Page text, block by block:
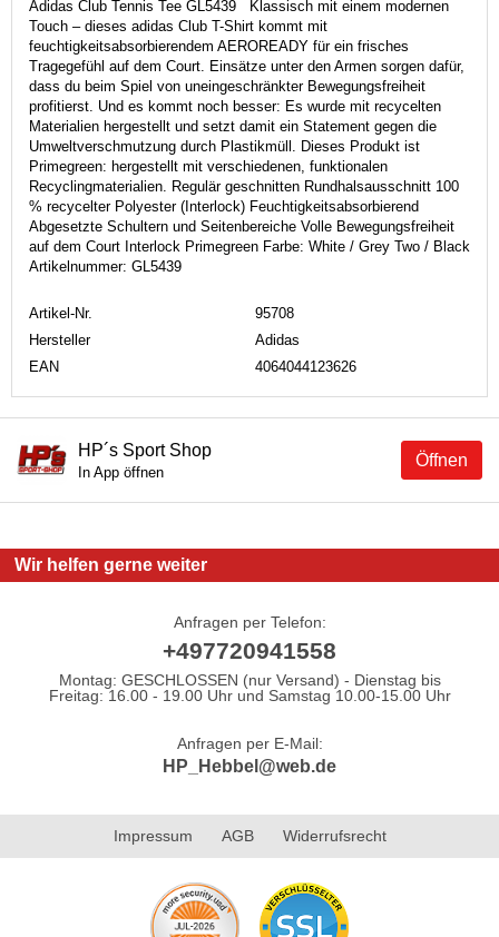
Adidas Club Tennis Tee GL5439 Klassisch mit einem modernen
Touch – dieses adidas Club T-Shirt kommt mit
feuchtigkeitsabsorbierendem AEROREADY für ein frisches
Tragegefühl auf dem Court. Einsätze unter den Armen sorgen dafür,
dass du beim Spiel von uneingeschränkter Bewegungsfreiheit
profitierst. Und es kommt noch besser: Es wurde mit recycelten
Materialien hergestellt und setzt damit ein Statement gegen die
Umweltverschmutzung durch Plastikmüll. Dieses Produkt ist
Primegreen: hergestellt mit verschiedenen, funktionalen
Recyclingmaterialien. Regulär geschnitten Rundhalsausschnitt 100
% recycelter Polyester (Interlock) Feuchtigkeitsabsorbierend
Abgesetzte Schultern und Seitenbereiche Volle Bewegungsfreiheit
auf dem Court Interlock Primegreen Farbe: White / Grey Two / Black
Artikelnummer: GL5439
Artikel-Nr.
95708
Hersteller
Adidas
EAN
4064044123626
Öffnen
HP´s Sport Shop
In App öffnen
Wir helfen gerne weiter
Anfragen per Telefon:
+497720941558
Montag: GESCHLOSSEN (nur Versand) - Dienstag bis
Freitag: 16.00 - 19.00 Uhr und Samstag 10.00-15.00 Uhr
Anfragen per E-Mail:
HP_Hebbel@web.de
Impressum AGB Widerrufsrecht